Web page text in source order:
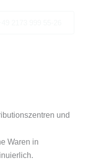
und
Waren in